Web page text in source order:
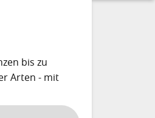
bis zu
Arten - mit